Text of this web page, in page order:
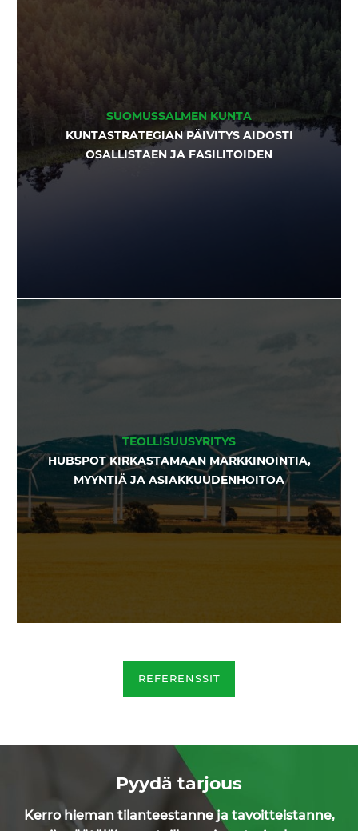
SUOMUSSALMEN KUNTA
KUNTASTRATEGIAN PÄIVITYS AIDOSTI
OSALLISTAEN JA FASILITOIDEN
TEOLLISUUSYRITYS
HUBSPOT KIRKASTAMAAN MARKKINOINTIA,
MYYNTIÄ JA ASIAKKUUDENHOITOA
REFERENSSIT
Pyydä tarjous
Kerro hieman tilanteestanne ja tavoitteistanne,